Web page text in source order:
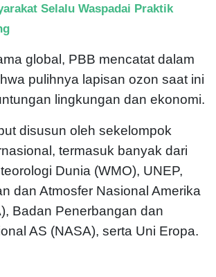
Selalu Waspadai Praktik
global, PBB mencatat dalam
pulihnya lapisan ozon saat ini
lingkungan dan ekonomi.
disusun oleh sekelompok
termasuk banyak dari
Dunia (WMO), UNEP,
dan Atmosfer Nasional Amerika
Badan Penerbangan dan
AS (NASA), serta Uni Eropa.